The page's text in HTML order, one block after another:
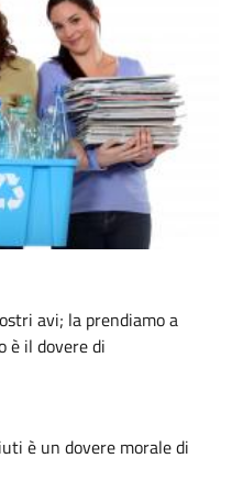
avi; la prendiamo a
è il dovere di
è un dovere morale di